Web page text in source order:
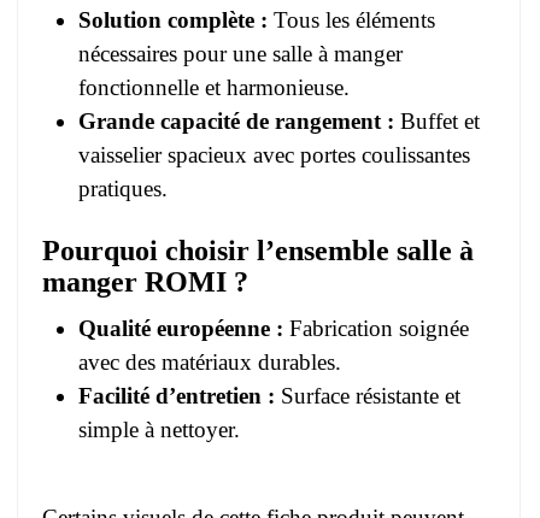
Solution complète : Tous les éléments
nécessaires pour une salle à manger
fonctionnelle et harmonieuse.
Grande capacité de rangement : Buffet et
vaisselier spacieux avec portes coulissantes
pratiques.
Pourquoi choisir l’ensemble salle à
manger ROMI ?
Qualité européenne : Fabrication soignée
avec des matériaux durables.
Facilité d’entretien : Surface résistante et
simple à nettoyer.